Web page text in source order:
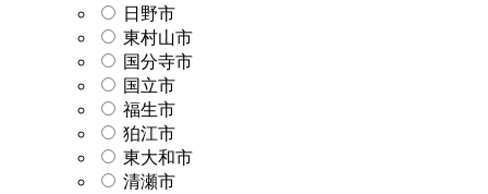
日野市
東村山市
国分寺市
国立市
福生市
狛江市
東大和市
清瀬市